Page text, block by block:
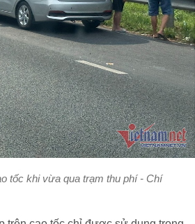
tốc khi vừa qua trạm thu phí - Chí